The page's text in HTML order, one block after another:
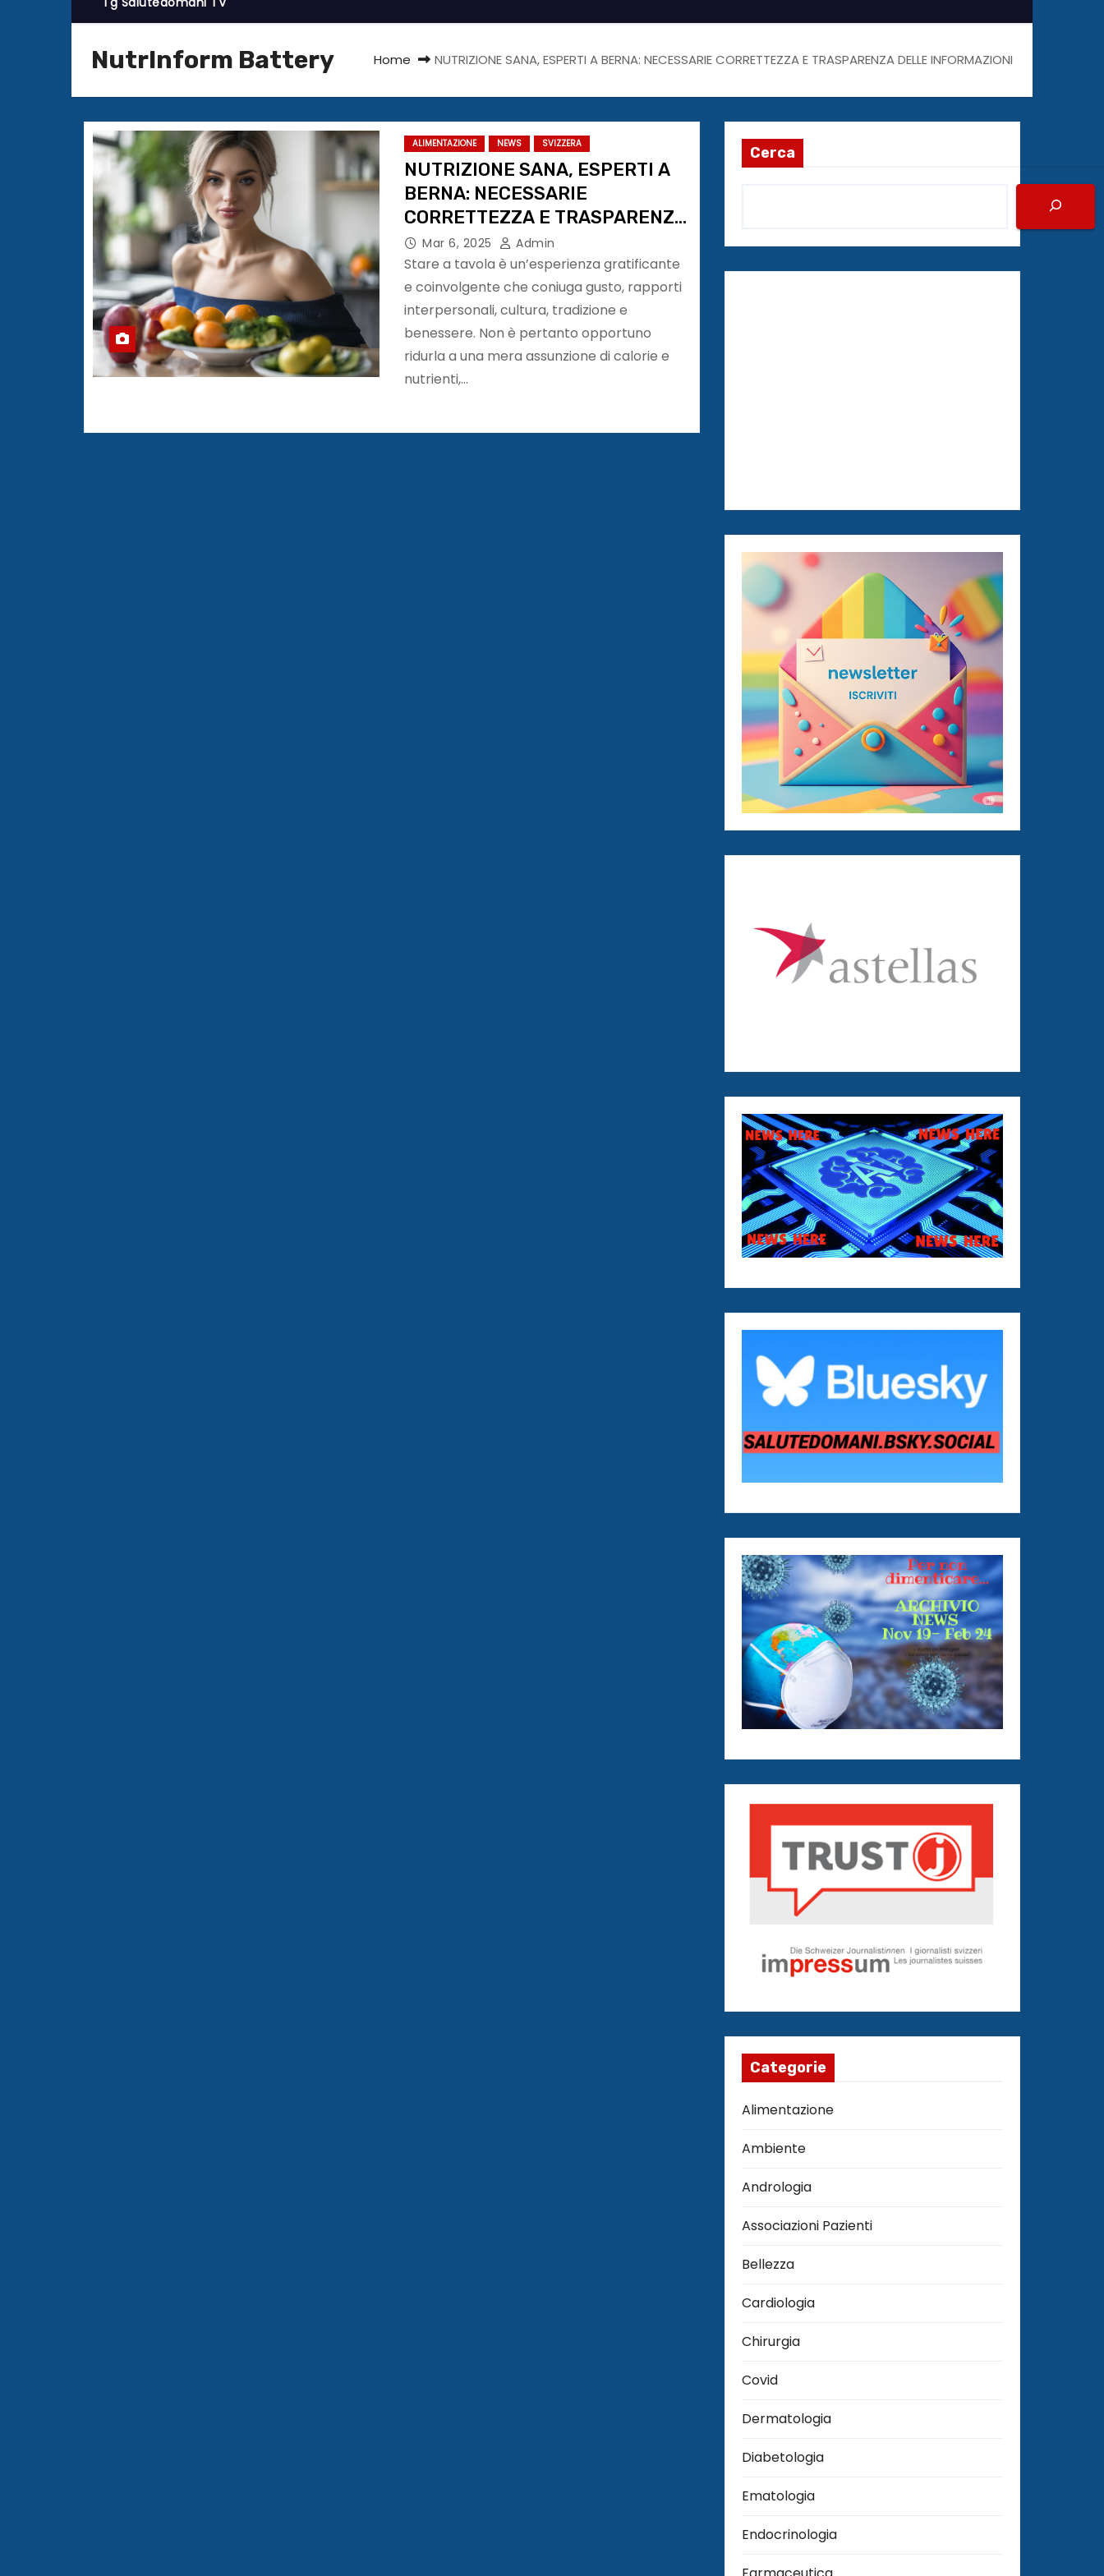
NutrInform Battery Home NUTRIZIONE SANA, ESPERTI A BERNA: NECESSARIE CORRETTEZZA E TRASPARENZA DELLE INFORMAZIONI
ALIMENTAZIONE NEWS SVIZZERA
NUTRIZIONE SANA, ESPERTI A
BERNA: NECESSARIE
CORRETTEZZA E TRASPARENZA
DELLE INFORMAZIONI
Mar 6, 2025 Admin
Stare a tavola è un’esperienza gratificante
e coinvolgente che coniuga gusto, rapporti
interpersonali, cultura, tradizione e
benessere. Non è pertanto opportuno
ridurla a una mera assunzione di calorie e
nutrienti,…
Cerca
Categorie
Alimentazione
Ambiente
Andrologia
Associazioni Pazienti
Bellezza
Cardiologia
Chirurgia
Covid
Dermatologia
Diabetologia
Ematologia
Endocrinologia